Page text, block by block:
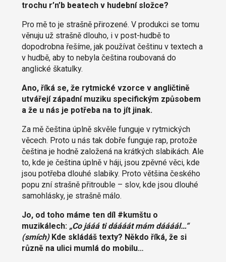
trochu r’n’b beatech v hudební složce?
Pro mě to je strašně přirozené. V produkci se tomu
věnuju už strašně dlouho, i v post-hudbě to
dopodrobna řešíme, jak používat češtinu v textech a
v hudbě, aby to nebyla čeština roubovaná do
anglické škatulky.
Ano, říká se, že rytmické vzorce v angličtině
utvářejí západní muziku specifickým způsobem
a že u nás je potřeba na to jít jinak.
Za mě čeština úplně skvěle funguje v rytmických
věcech. Proto u nás tak dobře funguje rap, protože
čeština je hodně založená na krátkých slabikách. Ale
to, kde je čeština úplně v háji, jsou zpěvné věci, kde
jsou potřeba dlouhé slabiky. Proto většina českého
popu zní strašně přitrouble – slov, kde jsou dlouhé
samohlásky, je strašně málo.
Jo, od toho máme ten díl #kumštu o
muzikálech: „Co jááá ti dáááát mám dáááál…“
(smích)Kde skládáš texty? Někdo říká, že si
různě na ulici mumlá do mobilu…